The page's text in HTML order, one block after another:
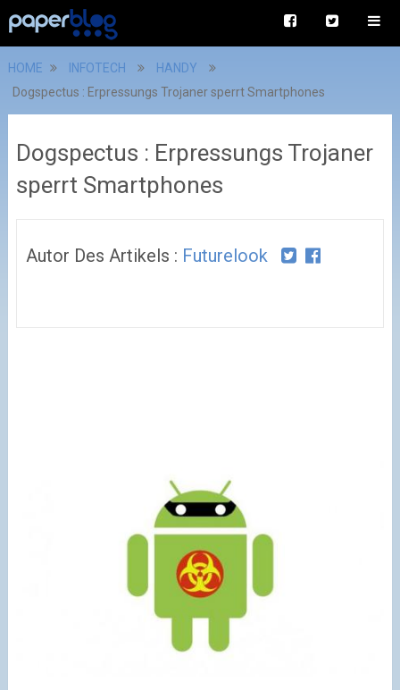
HOME INFOTECH
HANDY
Dogspectus : Erpressungs Trojaner sperrt Smartphones
Dogspectus : Erpressungs Trojaner
sperrt Smartphones
Autor Des Artikels : Futurelook